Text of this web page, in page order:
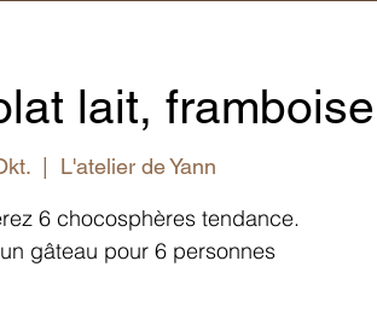
lait,
L'atelier de Yann
6 chocosphères tendance.
gâteau pour 6 personnes